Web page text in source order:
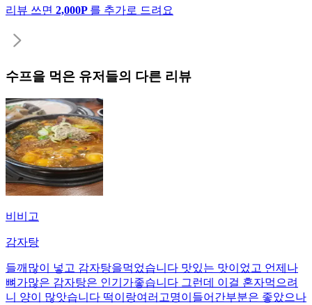
리뷰 쓰면 2,000P 를 추가로 드려요
수프을 먹은 유저들의 다른 리뷰
비비고
감자탕
들깨많이 넣고 감자탕을먹었습니다 맛있는 맛이었고 언제나
뼈가많은 감자탕은 인기가좋습니다 그런데 이걸 혼자먹으려
니 양이 많앗습니다 떡이랑여러고명이들어간부분은 좋았으나